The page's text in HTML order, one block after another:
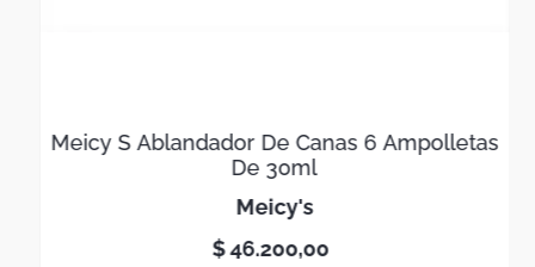
Meicy S Ablandador De Canas 6 Ampolletas
De 30ml
meicy's
$46.200,00